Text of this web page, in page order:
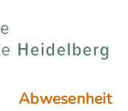
Abwesenheit